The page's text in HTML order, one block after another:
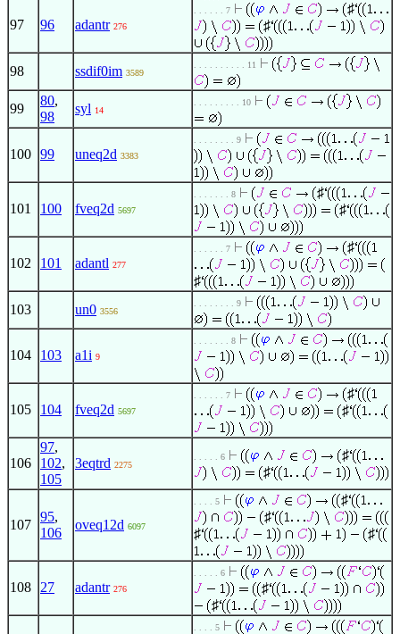
97 96 adantr 276
. . . . . . 7
♯
♯
98 ssdif0im 3589
. . . . . . . . . . 11
99
80,
98
syl 14
. . . . . . . . . 10
100 99 uneq2d 3383
. . . . . . . . 9
101 100 fveq2d 5697
. . . . . . . 8
♯
♯
102 101 adantl 277
. . . . . . 7 ♯
♯
103
un0 3556
. . . . . . . . 9
104 103 a1i 9
. . . . . . . 8
105 104 fveq2d 5697
. . . . . . 7
♯
♯
106
97,
102,
105
3eqtrd 2275
. . . . . 6
♯
♯
107
95,
106
oveq12d 6097
. . . . 5
♯
♯
♯
♯
108 27 adantr 276
. . . . . 6
♯
♯
. . . . 5